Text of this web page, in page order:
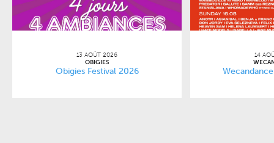
13 AOÛT 2026
OBIGIES
Obigies Festival 2026
14